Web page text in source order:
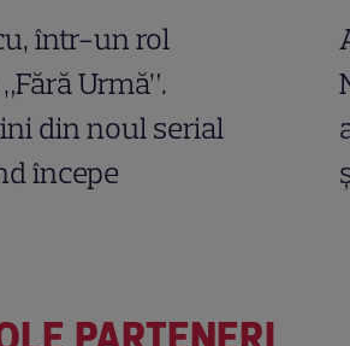
într-un rol
Urmă”.
din noul serial
începe